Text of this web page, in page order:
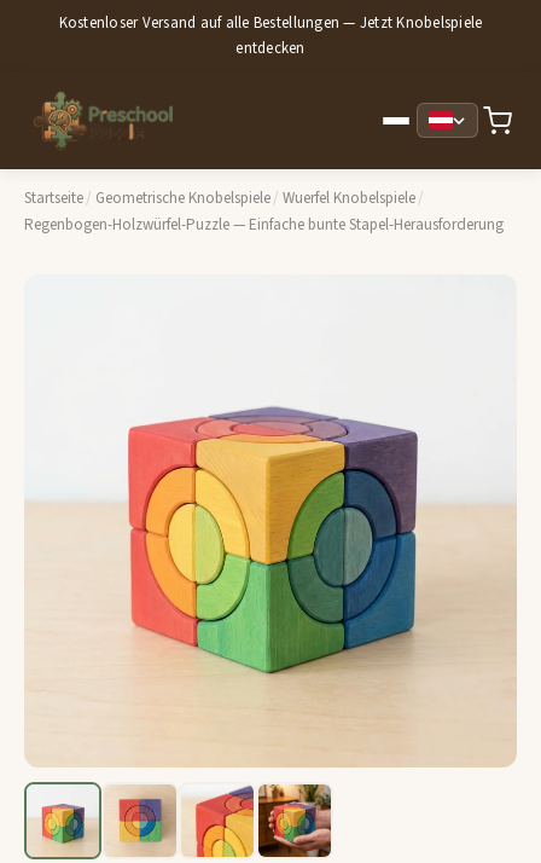
Kostenloser Versand auf alle Bestellungen — Jetzt Knobelspiele
entdecken
Startseite/ Geometrische Knobelspiele/ Wuerfel Knobelspiele/
Regenbogen-Holzwürfel-Puzzle — Einfache bunte Stapel-Herausforderung